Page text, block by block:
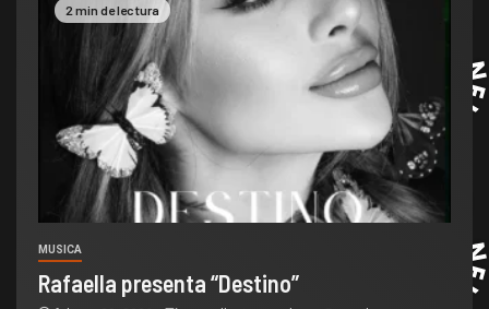
2 min de lectura
MUSICA
Rafaella presenta “Destino”